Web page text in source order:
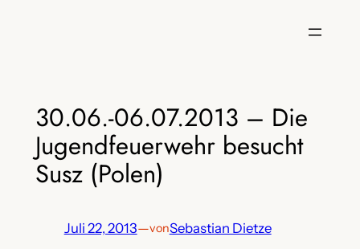
30.06.-06.07.2013 – Die
Jugendfeuerwehr besucht
Susz (Polen)
Juli 22, 2013—vonSebastian Dietze